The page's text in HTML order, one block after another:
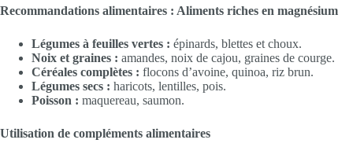
Recommandations alimentaires : Aliments riches en magnésium
Légumes à feuilles vertes : épinards, blettes et choux.
Noix et graines : amandes, noix de cajou, graines de courge.
Céréales complètes : flocons d’avoine, quinoa, riz brun.
Légumes secs : haricots, lentilles, pois.
Poisson : maquereau, saumon.
Utilisation de compléments alimentaires